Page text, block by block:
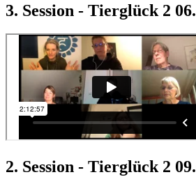
3. Session - Tierglück 2
2. Session - Tierglück 2